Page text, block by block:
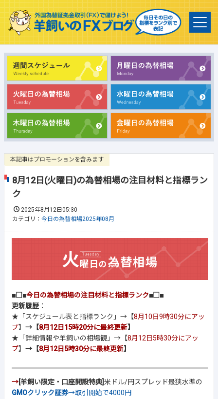
本記事はプロモーションを含みます
8月12日(火曜日)の為替相場の注目材料と指標ラン
ク
2025年8月12日05:30
カテゴリ： 今日の為替相場2025年08月
■□■今日の為替相場の注目材料と指標ランク■□■
更新履歴 ：
★「スケジュール表と指標ランク」→【8月10日9時30分にアッ
プ】 →【8月12日15時20分に最終更新】
★「詳細情報や羊飼いの相場観」→【8月12日5時30分にアッ
プ】 →【8月12日5時30分に最終更新】
→[羊飼い限定・口座開設特典]米ドル/円スプレッド最狭水準の
GMOクリック証券→取引開始で4000円